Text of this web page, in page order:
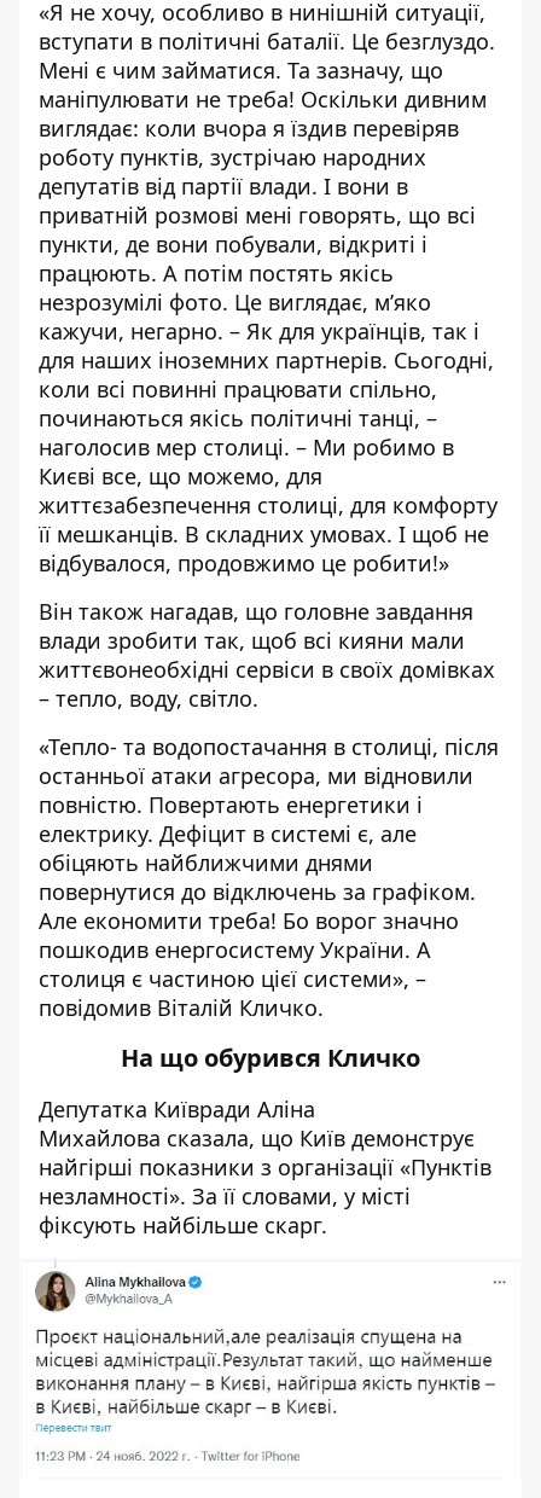
«Я не хочу, особливо в нинішній ситуації,
вступати в політичні баталії. Це безглуздо.
Мені є чим займатися. Та зазначу, що
маніпулювати не треба! Оскільки дивним
виглядає: коли вчора я їздив перевіряв
роботу пунктів, зустрічаю народних
депутатів від партії влади. І вони в
приватній розмові мені говорять, що всі
пункти, де вони побували, відкриті і
працюють. А потім постять якісь
незрозумілі фото. Це виглядає, м’яко
кажучи, негарно. – Як для українців, так і
для наших іноземних партнерів. Сьогодні,
коли всі повинні працювати спільно,
починаються якісь політичні танці, –
наголосив мер столиці. – Ми робимо в
Києві все, що можемо, для
життєзабезпечення столиці, для комфорту
її мешканців. В складних умовах. І щоб не
відбувалося, продовжимо це робити!»
Він також нагадав, що головне завдання
влади зробити так, щоб всі кияни мали
життєвонеобхідні сервіси в своїх домівках
– тепло, воду, світло.
«Тепло- та водопостачання в столиці, після
останньої атаки агресора, ми відновили
повністю. Повертають енергетики і
електрику. Дефіцит в системі є, але
обіцяють найближчими днями
повернутися до відключень за графіком.
Але економити треба! Бо ворог значно
пошкодив енергосистему України. А
столиця є частиною цієї системи», –
повідомив Віталій Кличко.
На що обурився Кличко
Депутатка Київради Аліна
Михайлова сказала, що Київ демонструє
найгірші показники з організації «Пунктів
незламності». За її словами, у місті
фіксують найбільше скарг.